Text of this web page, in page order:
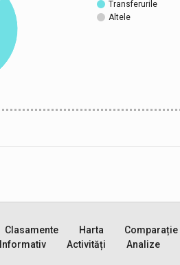
Transferurile
Altele
Clasamente Harta Comparație
Informativ
Activități Analize